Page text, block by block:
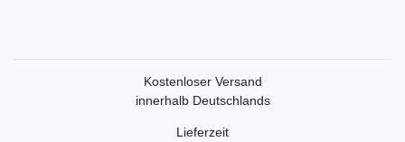
Kostenloser Versand
innerhalb Deutschlands
Lieferzeit